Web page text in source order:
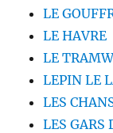
LE
LE HAVRE
LE
LEPIN LE
LES
LES GARS